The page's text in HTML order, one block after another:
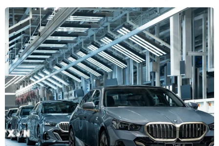
Những khó khăn thị trường bất động sản
đang "gánh"
08/06/2022 07:01
Tổng giám đốc Savills Việt Nam dẫn chứng các khó
khăn lớn của thị trường chính là thủ tục pháp lý, quỹ đất
và nguồn vốn đầu tư dẫn đến tình trạng lệch pha cung
cầu.